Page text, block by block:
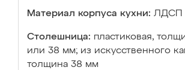
Материал корпуса кухни: ЛДСП
Столешница: пластиковая,
или 38 мм; из искусственного
толщина 38 мм